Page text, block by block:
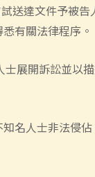
送達文件予被告
有關法律程序。
士展開訴訟並以
名人士非法侵